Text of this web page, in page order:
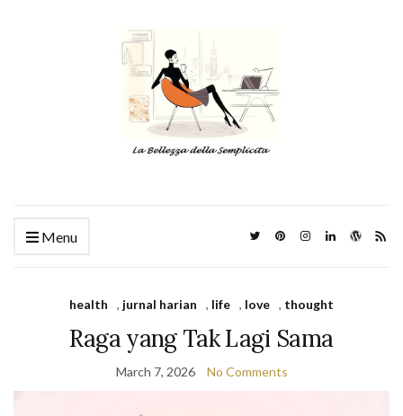
Menu
health , jurnal harian , life , love , thought
Raga yang Tak Lagi Sama
March 7, 2026 No Comments